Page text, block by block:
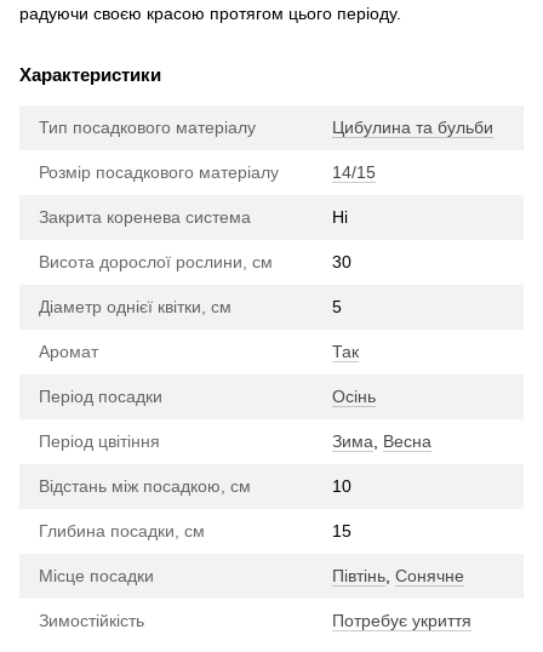
радуючи своєю красою протягом цього періоду.
Характеристики
Тип посадкового матеріалу Цибулина та бульби
Розмір посадкового матеріалу 14/15
Закрита коренева система Ні
Висота дорослої рослини, см 30
Діаметр однієї квітки, см 5
Аромат Так
Період посадки Осінь
Період цвітіння Зима Весна
Відстань між посадкою, см 10
Глибина посадки, см 15
Місце посадки Півтінь Сонячне
Зимостійкість Потребує укриття